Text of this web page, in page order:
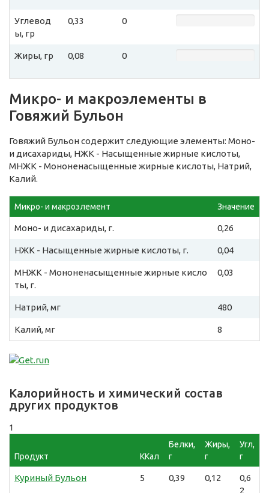
Углевод
ы, гр
0,33 0
Жиры, гр 0,08 0
Микро- и макроэлементы в
Говяжий Бульон
Говяжий Бульон содержит следующие элементы: Моно-
и дисахариды, НЖК - Насыщенные жирные кислоты,
МНЖК - Мононенасыщенные жирные кислоты, Натрий,
Калий.
Микро- и макроэлемент Значение
Моно- и дисахариды, г. 0,26
НЖК - Насыщенные жирные кислоты, г. 0,04
МНЖК - Мононенасыщенные жирные кисло
ты, г.
0,03
Натрий, мг 480
Калий, мг 8
Калорийность и химический состав
других продуктов
1
Продукт ККал
Белки,
г
Жиры,
г
Угл,
г
Куриный Бульон 5 0,39 0,12
0,6
2